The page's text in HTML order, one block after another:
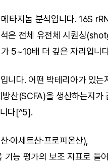
타지놈 분석입니다. 16S
은 전체 유전체 시퀀싱
5~10배 더 깊은 자리입니
니다. 어떤 박테리아가 있는
산(SCFA)을 생산하는지가
다[^5].
아세트산·프로피온산),
기능 평가의 보조 지표로 들